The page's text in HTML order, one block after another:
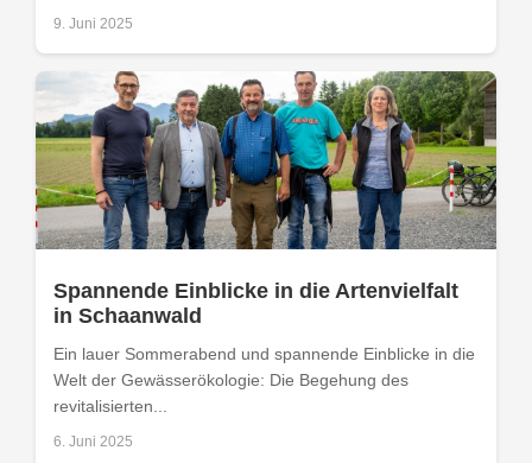
9. Juni 2025
Spannende Einblicke in die Artenvielfalt
in Schaanwald
Ein lauer Sommerabend und spannende Einblicke in die
Welt der Gewässerökologie: Die Begehung des
revitalisierten...
6. Juni 2025